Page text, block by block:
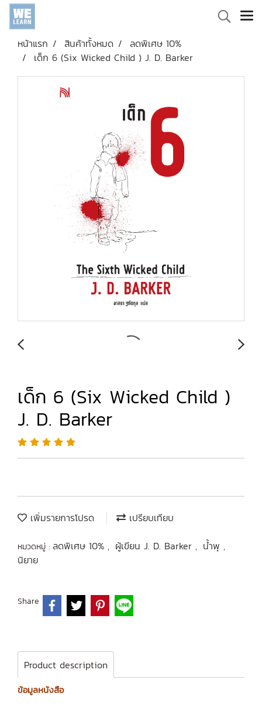
หน้าแรก สินค้าทั้งหมด
ลดพิเศษ 10%
เด็ก 6 (Six Wicked Child ) J. D. Barker
เด็ก 6 (Six Wicked Child )
J. D. Barker
เพิ่มรายการโปรด เปรียบเทียบ
หมวดหมู่ : ลดพิเศษ 10% , ผู้เขียน J. D. Barker , น้ำพุ ,
นิยาย
Share
Product description
ข้อมูลหนังสือ